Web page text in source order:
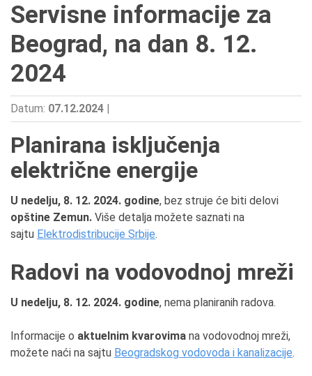
Servisne informacije za
Beograd, na dan 8. 12.
2024
Datum: 07.12.2024
Planirana isključenja
električne energije
U nedelju, 8. 12. 2024. godine, bez struje će biti delovi
opštine Zemun. Više detalja možete saznati na
sajtu Elektrodistribucije Srbije.
Radovi na vodovodnoj mreži
U nedelju, 8. 12. 2024. godine, nema planiranih radova.
Informacije o aktuelnim kvarovima na vodovodnoj mreži,
možete naći na sajtu Beogradskog vodovoda i kanalizacije.